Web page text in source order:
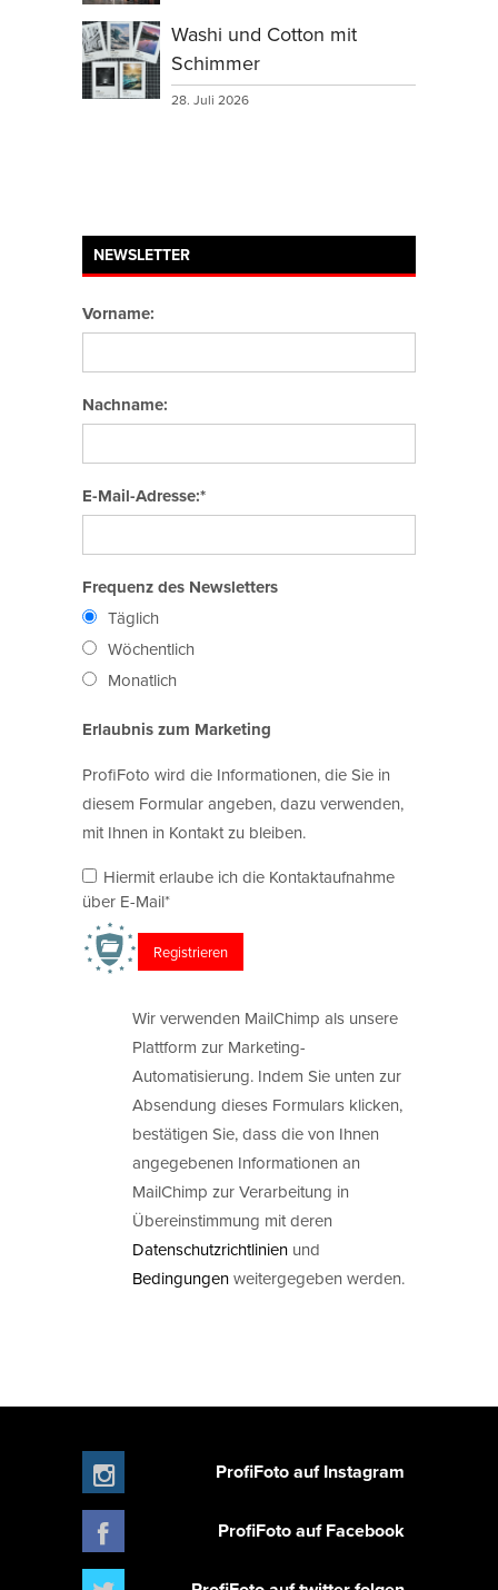
Washi und Cotton mit
Schimmer
28. Juli 2026
NEWSLETTER
Vorname:
Nachname:
E-Mail-Adresse:*
Frequenz des Newsletters
Täglich
Wöchentlich
Monatlich
Erlaubnis zum Marketing
ProfiFoto wird die Informationen, die Sie in
diesem Formular angeben, dazu verwenden,
mit Ihnen in Kontakt zu bleiben.
Hiermit erlaube ich die Kontaktaufnahme
über E-Mail*
Wir verwenden MailChimp als unsere
Plattform zur Marketing-
Automatisierung. Indem Sie unten zur
Absendung dieses Formulars klicken,
bestätigen Sie, dass die von Ihnen
angegebenen Informationen an
MailChimp zur Verarbeitung in
Übereinstimmung mit deren
Datenschutzrichtlinien und
Bedingungenweitergegeben werden.
ProfiFoto auf Instagram
ProfiFoto auf Facebook